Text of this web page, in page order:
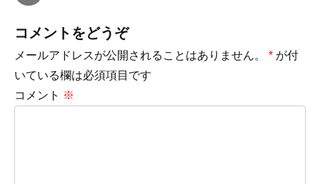
コメントをどうぞ
メールアドレスが公開されることはありません。 * が付
いている欄は必須項目です
コメント ※